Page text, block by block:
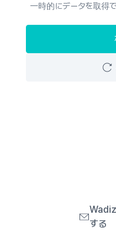
一時的にデータを取得
する